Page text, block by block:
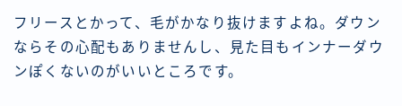
フリースとかって、毛がかなり抜けますよね。ダウン
ならその心配もありませんし、見た目もインナーダウ
ンぽくないのがいいところです。